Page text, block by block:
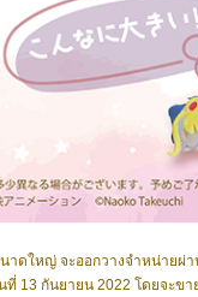
นาดใหญ่ จะออกวางจำหน่ายผ่า
13 กันยายน 2022 โดยจะขา